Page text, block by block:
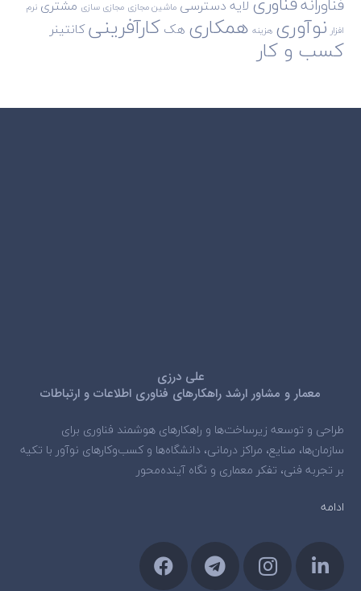
لایه دسترسی ماشین مجازی مجازی سازی مشتری نرم
افزار نوآوری هزینه همکاری هککارآفرینیکانتینر
کسب و کار
علی درزی
معمار و مشاور ارشد راهکارهای فناوری اطلاعات و ارتباطات
طراحی و توسعه زیرساخت‌ها و راهکارهای هوشمند فناوری برای
سازمان‌ها، صنایع، مراکز درمانی، دانشگاه‌ها و کسب‌وکارهای نوآور با تکیه
بر تجربه فنی، تفکر معماری و نگاه آینده‌محور
ادامه